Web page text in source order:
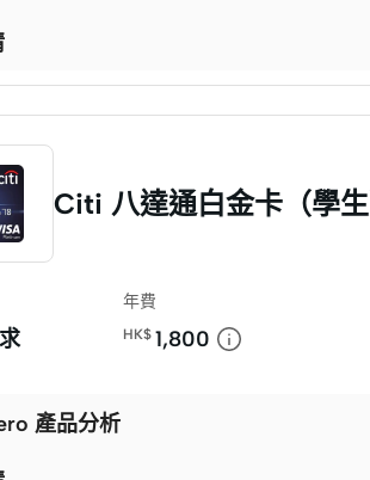
Citi 八達通白金卡（學
年費
HK$ 1,800
產品分析